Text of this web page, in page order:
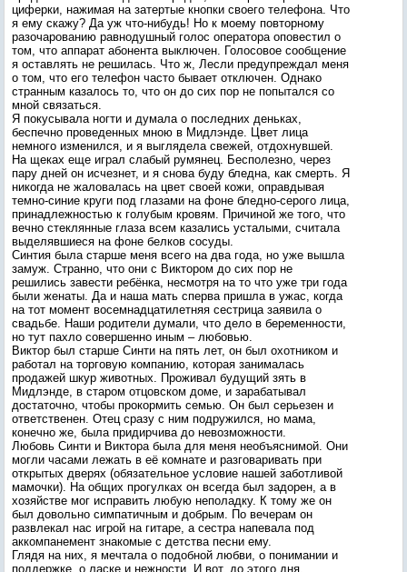
циферки, нажимая на затертые кнопки своего телефона. Что
я ему скажу? Да уж что-нибудь! Но к моему повторному
разочарованию равнодушный голос оператора оповестил о
том, что аппарат абонента выключен. Голосовое сообщение
я оставлять не решилась. Что ж, Лесли предупреждал меня
о том, что его телефон часто бывает отключен. Однако
странным казалось то, что он до сих пор не попытался со
мной связаться.
Я покусывала ногти и думала о последних деньках,
беспечно проведенных мною в Мидлэнде. Цвет лица
немного изменился, и я выглядела свежей, отдохнувшей.
На щеках еще играл слабый румянец. Бесполезно, через
пару дней он исчезнет, и я снова буду бледна, как смерть. Я
никогда не жаловалась на цвет своей кожи, оправдывая
темно-синие круги под глазами на фоне бледно-серого лица,
принадлежностью к голубым кровям. Причиной же того, что
вечно стеклянные глаза всем казались усталыми, считала
выделявшиеся на фоне белков сосуды.
Синтия была старше меня всего на два года, но уже вышла
замуж. Странно, что они с Виктором до сих пор не
решились завести ребёнка, несмотря на то что уже три года
были женаты. Да и наша мать сперва пришла в ужас, когда
на тот момент восемнадцатилетняя сестрица заявила о
свадьбе. Наши родители думали, что дело в беременности,
но тут пахло совершенно иным – любовью.
Виктор был старше Синти на пять лет, он был охотником и
работал на торговую компанию, которая занималась
продажей шкур животных. Проживал будущий зять в
Мидлэнде, в старом отцовском доме, и зарабатывал
достаточно, чтобы прокормить семью. Он был серьезен и
ответственен. Отец сразу с ним подружился, но мама,
конечно же, была придирчива до невозможности.
Любовь Синти и Виктора была для меня необъяснимой. Они
могли часами лежать в её комнате и разговаривать при
открытых дверях (обязательное условие нашей заботливой
мамочки). На общих прогулках он всегда был задорен, а в
хозяйстве мог исправить любую неполадку. К тому же он
был довольно симпатичным и добрым. По вечерам он
развлекал нас игрой на гитаре, а сестра напевала под
аккомпанемент знакомые с детства песни ему.
Глядя на них, я мечтала о подобной любви, о понимании и
поддержке, о ласке и нежности. И вот, до этого дня,